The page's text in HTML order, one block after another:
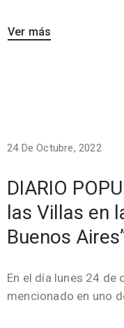
Ver más
24 De Octubre, 2022
DIARIO
las Villas en
Buenos
En el día lunes 24 de
mencionado en uno